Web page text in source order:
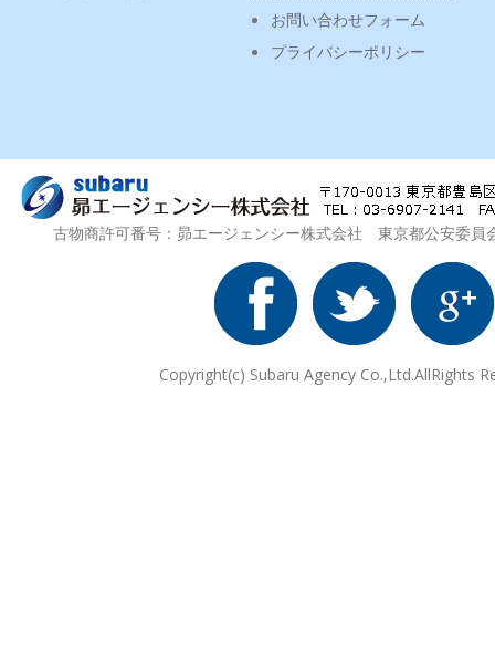
お問い合わせフォーム
プライバシーポリシー
古物商許可番号：昴エージェンシー株式会社 東京都公安委
Copyright(c) Subaru Agency Co.,Ltd.AllRights